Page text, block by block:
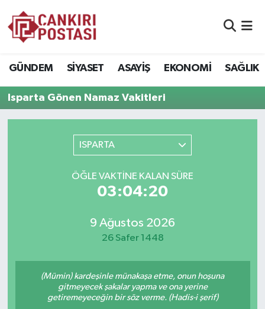
GÜNDEM SİYASET ASAYİŞ EKONOMİ SAĞLIK
Isparta Gönen Namaz Vakitleri
ISPARTA
ÖĞLE VAKTİNE KALAN SÜRE
03:04:20
9 Ağustos 2026
26 Safer 1448
(Mümin) kardeşinle münakaşa etme, onun hoşuna
gitmeyecek şakalar yapma ve ona yerine
getiremeyeceğin bir söz verme. (Hadis-i şerif)
EKONOMİ
ÇEVRE
Trafik Durumu
Tüm Manşetler
Son Dakika Haberleri